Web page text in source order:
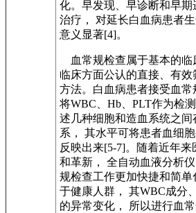
化。早发现、早诊断和早
治疗， 对延长白血病患者
意义显著[4]。
血常规检查属于基本的临
临床方面公认的直接、有
方法。白血病患者接受血
将WBC、Hb、PLT作为检
述几种细胞和造血系统之间
系， 其水平可将患者血细
反映出来[5-7]。随着近年
和革新， 全自动血液分析
规检查工作更加快捷和简
于健康人群， 其WBC成分
的异常变化， 所以进行血